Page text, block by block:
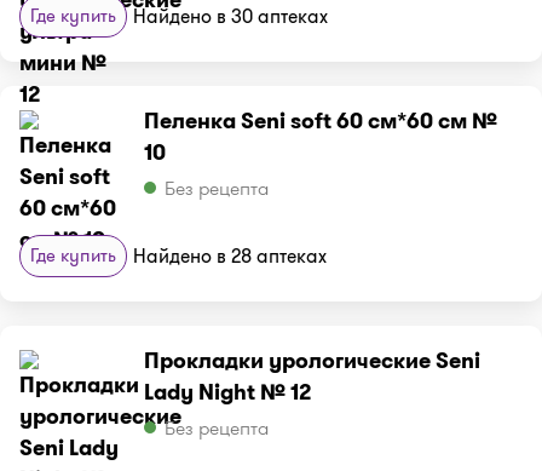
Где купить Найдено в 30 аптеках
Пеленка Seni soft 60 см*60 см №
10
Без рецепта
Где купить Найдено в 28 аптеках
Прокладки урологические Seni
Lady Night № 12
Без рецепта